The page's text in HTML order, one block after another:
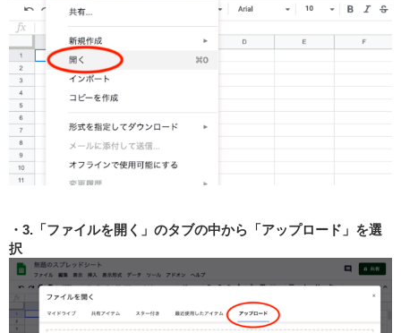
3.「ファイルを開く」のタブの中から「アップロード」を選
択